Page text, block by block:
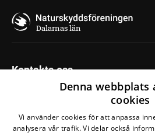
Dalarnas län
Kontakta oss
Regionkansli Gävle-Dala
792 30 Mora
Denna webbplats
cookies
Vi använder cookies för att anpassa
analysera vår trafik. Vi delar också